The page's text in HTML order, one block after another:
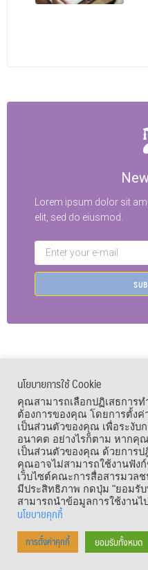
Lorem ipsum dolor sit
elit, sed do eiusmod.
เมนูลัด
Copyright © 1964 – 2021
University. All
นโยบายการใช้ Cookie
คุณสามารถเลือกปฏิเสธการ
ต้องการของคุณ โดยการตั้งค่
เป็นส่วนตัวของคุณ เพื่อระงับ
อนาคต อย่างไรก็ตาม หากคุ
เป็นส่วนตัวของคุณ ด้วยการป
คุณอาจไม่สามารถใช้งานฟัง
เว็บไซต์คณะการสื่อสารมวล
มีประสิทธิภาพ กดปุ่ม "ยอมรั
สามารถนำข้อมูลการใช้งานไ
นโยบายคุกกี้
การตั้งค่าคุกกี้ ยอมรับทั้งหมด